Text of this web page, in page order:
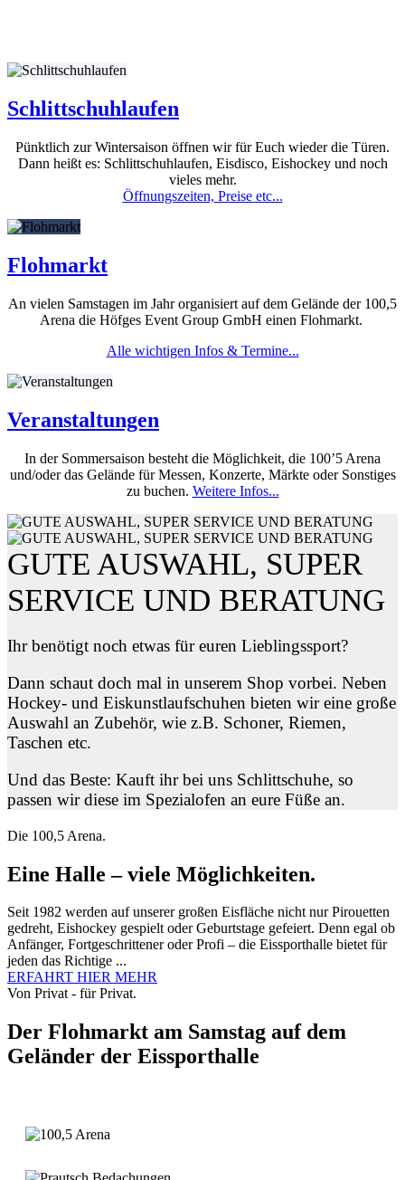
Schlittschuhlaufen
Pünktlich zur Wintersaison öffnen wir für Euch wieder die Türen.
Dann heißt es: Schlittschuhlaufen, Eisdisco, Eishockey und noch
vieles mehr.
Öffnungszeiten, Preise etc...
Flohmarkt
An vielen Samstagen im Jahr organisiert auf dem Gelände der 100,5
Arena die Höfges Event Group GmbH einen Flohmarkt.
Alle wichtigen Infos & Termine...
Veranstaltungen
In der Sommersaison besteht die Möglichkeit, die 100’5 Arena
und/oder das Gelände für Messen, Konzerte, Märkte oder Sonstiges
zu buchen. Weitere Infos...
GUTE AUSWAHL, SUPER
SERVICE UND BERATUNG
Ihr benötigt noch etwas für euren Lieblingssport?
Dann schaut doch mal in unserem Shop vorbei. Neben
Hockey- und Eiskunstlaufschuhen bieten wir eine große
Auswahl an Zubehör, wie z.B. Schoner, Riemen,
Taschen etc.
Und das Beste: Kauft ihr bei uns Schlittschuhe, so
passen wir diese im Spezialofen an eure Füße an.
Die 100,5 Arena.
Eine Halle – viele Möglichkeiten.
Seit 1982 werden auf unserer großen Eisfläche nicht nur Pirouetten
gedreht, Eishockey gespielt oder Geburtstage gefeiert. Denn egal ob
Anfänger, Fortgeschrittener oder Profi – die Eissporthalle bietet für
jeden das Richtige ...
ERFAHRT HIER MEHR
Von Privat - für Privat.
Der Flohmarkt am Samstag auf dem
Geländer der Eissporthalle